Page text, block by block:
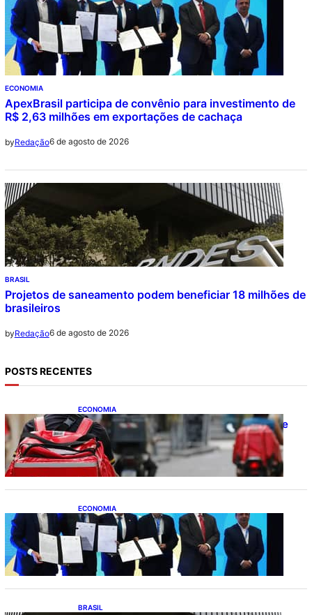
ECONOMIA
ApexBrasil participa de convênio para investimento de
R$ 2,63 milhões em exportações de cachaça
byRedação6 de agosto de 2026
BRASIL
Projetos de saneamento podem beneficiar 18 milhões de
brasileiros
byRedação6 de agosto de 2026
POSTS RECENTES
ECONOMIA
CAIXA e iFood facilitam financiamento de
motos e bicicletas elétricas para
entregadores
ECONOMIA
ApexBrasil participa de convênio para
investimento de R$ 2,63 milhões em
exportações de cachaça
BRASIL